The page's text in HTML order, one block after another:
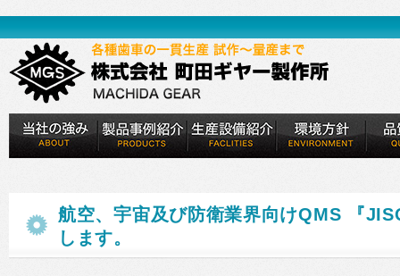
航空、宇宙及び防衛業界向けQMS 『
します。